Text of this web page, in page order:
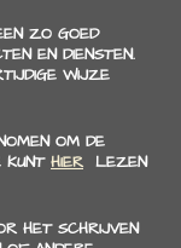
ZO GOED
EN DIENSTEN.
WIJZE
OM DE
KUNT HIER LEZEN
HET SCHRIJVEN